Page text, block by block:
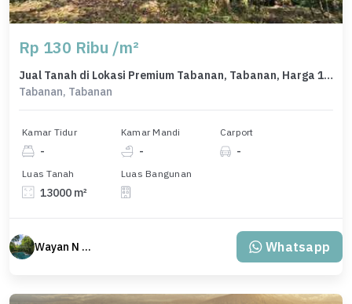
Rp 130 Ribu /m²
Jual Tanah di Lokasi Premium Tabanan, Tabanan, Harga 1,69 Miliar
Tabanan, Tabanan
Kamar Tidur
-
Kamar Mandi
-
Carport
-
Luas Tanah
13000 m²
Luas Bangunan
Wayan N Bali Whatsapp